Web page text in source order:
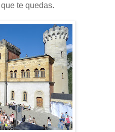
te quedas.